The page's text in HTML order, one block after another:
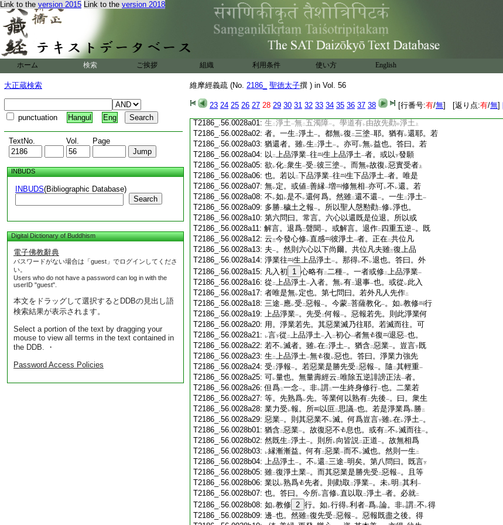
Link to the version 2015 Link to the version 2018
ホーム 検索 ご挨拶 組織 利用条件 使い方 English
大正蔵検索
punctuation Hangul Eng
TextNo. Vol. Page
INBUDS
INBUDS(Bibliographic Database)
Search
Digital Dictionary of Buddhism
電子佛教辭典
パスワードがない場合は「guest」でログインしてくださ
い。
Users who do not have a password can log in with the
userID "guest".
本文をドラッグして選択するとDDBの見出し語
検索結果が表示されます。
Select a portion of the text by dragging your
mouse to view all terms in the text contained in
the DDB. ・
Password Access Policies
維摩經義疏 (No. 2186_ 聖徳太子撰 ) in Vol. 56
23 24 25 26 27 28 29 30 31 32 33 34 35 36 37 38 [行番号:有/無] [返り点:有/無]
T2186_.56.0027c19:レ免二三塗之重苦一 。若尋二聖人本意一唯在
T2186_.56.0027c20: 所以今答レ 因中。偏擧 淨因 爲 レ答也。第四問
T2186_.56.0027c21:曰。既云下土是累法故諸佛本無 二己土一
T2186_.56.0027c22:
等亦不 求者。只應 下 無相 教 化衆生 入
佛道一何故猶勸 二淨因一使レ得二 此累土一耶。外論
T2186_.56.0027c24:云。己所 不 欲勿 施 於人 。内外雖 殊。必是言
T2186_.56.0027c25:不 乖也。答曰。不
乖也。但衆生神根各異。欲
T2186_.56.0027c26:
樂不同。則不レ 可 下 純以二無相
T2186_.56.0027c27:即五濁障深。爲
T2186_.56.0027c28:障 一。爲レ化安便所以先勸二淨因 一使 レ感 二淨土 一者。
也。第五問曰。若言
T2186_.56.0028a01: 生 二淨土一無二五濁障一。學道有レ 由故先勸中淨土 上
T2186_.56.0028a02: 者。一生 二淨土一。都無レ復 二三塗一耶。猶有レ還耶。若
T2186_.56.0028a03: 猶還者。雖レ生 二淨土一。亦可レ無レ益也。答曰。若
T2186_.56.0028a04: 以 二上品淨業一往 生上品淨土一者。或以下發願
T2186_.56.0028a05: 欲 レ化二衆生一受 二彼三塗一。而無中故復 レ惡實受者 上
T2186_.56.0028a06: 也。若以 二下品淨業一往 生下品淨土一者。唯是
T2186_.56.0028a07: 無レ定。或値二善縁一増 修無相一亦可レ不 レ還。若
T2186_.56.0028a08: 不 レ如 レ是不 レ還何爲。然雖二還不還一。一生 二淨土一
T2186_.56.0028a09: 多勝二穢土之報一。所以聖人慇懃勸二修レ淨也。
T2186_.56.0028a10: 第六問曰。常言。六心以還既是位退。所以或
T2186_.56.0028a11: 解言。退爲二聲聞一。或解言。退作二 四重五逆一。既
T2186_.56.0028a12: 云三今發心修レ直感 彼淨土一者。正在二共位凡
T2186_.56.0028a13: 夫一。然則六心以下尚爾。共位凡夫雖三復上品
T2186_.56.0028a14: 淨業往 生上品淨土一。那得レ不 レ退也。答曰。外
T2186_.56.0028a15: 凡入初 1 心略有二二種一。一者或修二上品淨業一
T2186_.56.0028a16: 從 二上品淨土一 入者。無レ有二退事一也。或從 レ此入
T2186_.56.0028a17: 者唯是無レ定也。第七問曰。若外凡人先作二
T2186_.56.0028a18: 三途一應レ受 二惡報一。今蒙二菩薩教化一。如 レ教修
行
T2186_.56.0028a19: 上品淨業一。先受 二何報一。惡報若先。則此淨業何
T2186_.56.0028a20: 用。淨業若先。其惡業滅乃往耶。若滅而往。可
T2186_.56.0028a21:
レ言下從 二上品淨土一 入 二初心一者無 復 退惡一也。
T2186_.56.0028a22: 若不 レ滅者。雖レ在二淨土一。猶含二惡業一。豈言下既
T2186_.56.0028a23: 生 二上品淨土一無 復 レ惡也。答曰。淨業力強先
T2186_.56.0028a24: 受 二淨報一。若惡業是勝先受 二惡報一。隨 二其輕重一
T2186_.56.0028a25: 可レ量也。無量壽經云 二唯除五逆誹謗正法一者。
T2186_.56.0028a26:但爲二一念一。非レ謂二一生終身修行一也。二業若
T2186_.56.0028a27: 等。先熟爲レ先。等業何以熟有二先後一。曰。衆生
T2186_.56.0028a28: 業力受 レ報。所 以叵二思議一也。若是淨業爲レ勝二
T2186_.56.0028a29: 惡業一。則其惡業不 レ滅。何爲豈言下雖レ在レ淨土一。
T2186_.56.0028b01: 猶含二惡業一。故復惡不 息也。或有二不 レ滅而往一。
T2186_.56.0028b02: 然既生 二淨土一。則所レ向皆説二正道一。故無相爲
T2186_.56.0028b03:
レ縁漸漸益。何有二惡業一而不 レ滅也。然則一生 二
T2186_.56.0028b04: 上品淨土一。不 レ還 二三途一明矣。第八問曰。既言下
T2186_.56.0028b05: 雖二復淨土業一。而其惡業是勝先受 二惡報一。且等
T2186_.56.0028b06: 業以 レ熟爲 先者。則勸取 二淨業一。未レ明 二其利 一
T2186_.56.0028b07: 也。答曰。今所レ言修レ直以取 二淨土一者。必就二
T2186_.56.0028b08: 如 レ教修 2 行。如 レ行得レ利者一爲レ論。非レ謂二不 レ得
T2186_.56.0028b09: 邊一也。然雖三復先受 二惡報一。惡報既盡之後。得